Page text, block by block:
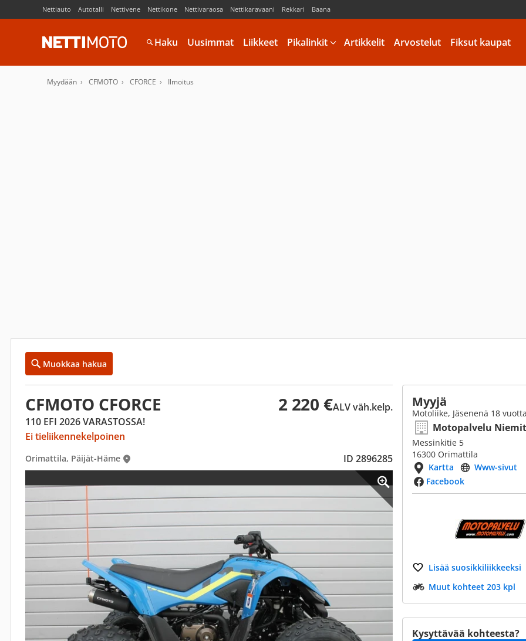
Nettiauto Autotalli Nettivene Nettikone Nettivaraosa Nettikaravaani Rekkari Baana
Haku Uusimmat Liikkeet Pikalinkit Artikkelit Arvostelut Fiksut kaupat
Myydään CFMOTO CFORCE Ilmoitus
Muokkaa hakua
CFMOTO CFORCE 2 220 €ALV väh.kelp.
110 EFI 2026 VARASTOSSA!
Ei tieliikennekelpoinen
Orimattila, Päijät-Häme ID 2896285
Myyjä
Motoliike, Jäsenenä 18
Motopalvelu
Messinkitie 5
16300 Orimattila
Kartta
Www-sivut
Facebook
Lisää suosikkiliikkeeksi
Muut kohteet 203 kpl
Kysyttävää kohteesta?